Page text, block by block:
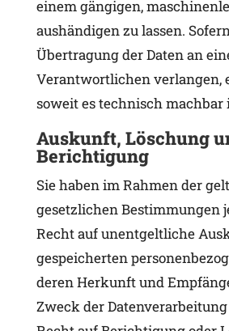
einem gängigen,
aushändigen zu lassen.
Übertragung der Daten an
Verantwortlichen verlangen,
soweit es technisch machbar
Auskunft, Löschung
Berichtigung
Sie haben im Rahmen der
gesetzlichen Bestimmungen
Recht auf unentgeltliche
gespeicherten
deren Herkunft und
Zweck der